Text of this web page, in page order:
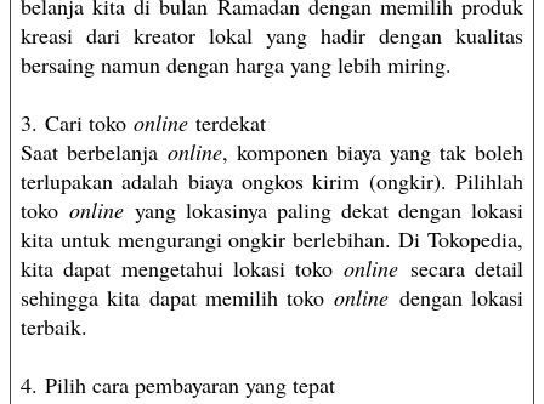
belanja kita di bulan Ramadan dengan memilih produk
kreasi dari kreator lokal yang hadir dengan kualitas
bersaing namun dengan harga yang lebih miring.
3. Cari toko online terdekat
Saat berbelanja online, komponen biaya yang tak boleh
terlupakan adalah biaya ongkos kirim (ongkir). Pilihlah
toko online yang lokasinya paling dekat dengan lokasi
kita untuk mengurangi ongkir berlebihan. Di Tokopedia,
kita dapat mengetahui lokasi tokoonline secara detail
sehingga kita dapat memilih tokoonline dengan lokasi
terbaik.
4. Pilih cara pembayaran yang tepat